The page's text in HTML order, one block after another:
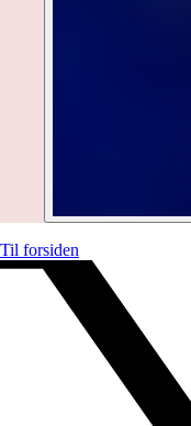
Til forsiden